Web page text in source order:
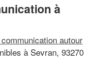
à
autour
à Sevran, 93270